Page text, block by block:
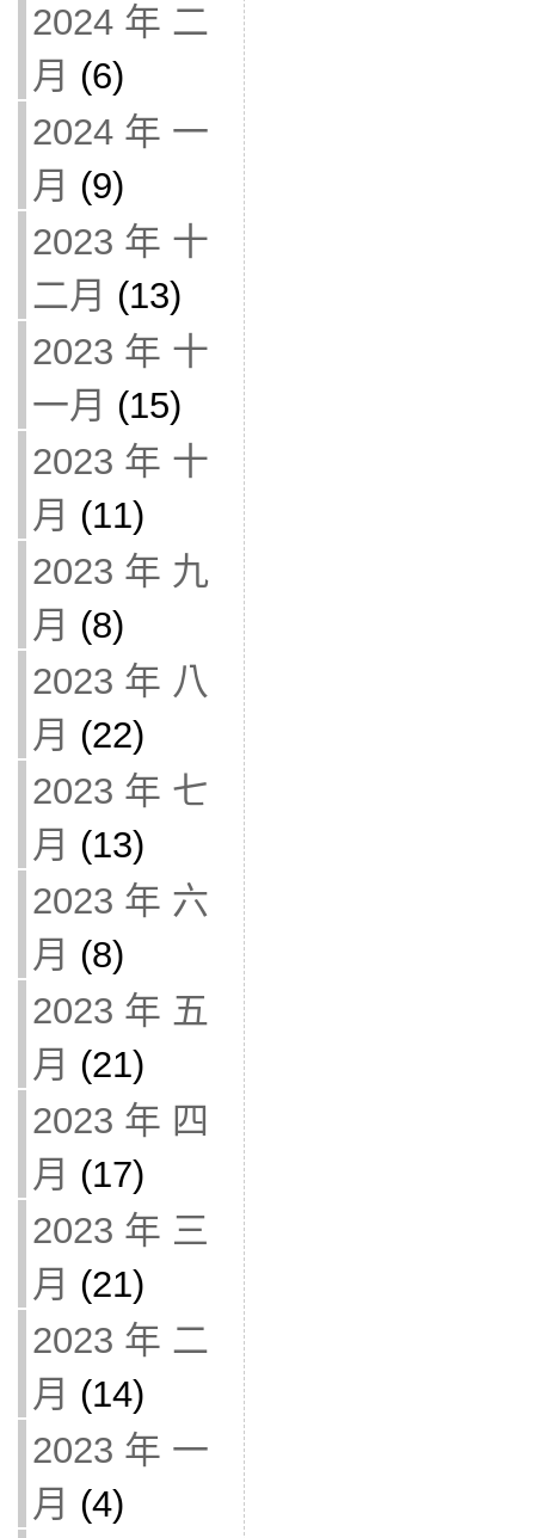
2024 年 二
月 (6)
2024 年 一
月 (9)
2023 年 十
二月 (13)
2023 年 十
一月 (15)
2023 年 十
月 (11)
2023 年 九
月 (8)
2023 年 八
月 (22)
2023 年 七
月 (13)
2023 年 六
月 (8)
2023 年 五
月 (21)
2023 年 四
月 (17)
2023 年 三
月 (21)
2023 年 二
月 (14)
2023 年 一
月 (4)